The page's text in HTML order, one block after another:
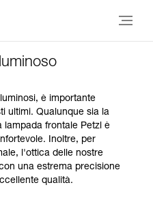
è importante
ultimi. Qualunque sia la
lampada frontale Petzl è
Inoltre, per
l'ottica delle nostre
una estrema precisione
qualità.